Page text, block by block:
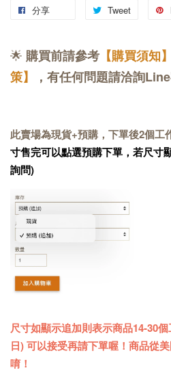
分享 Tweet
🌟 購買前請參考 【購買須知】
策】
，有任何問題請洽詢Line
此賣場為現貨+預購，下單後2個工
寸售完可以點選預購下單，若尺寸
詢問)
尺寸如顯示追加則表示商品14-30
日) 可以接受再請下單喔！商品從
唷！